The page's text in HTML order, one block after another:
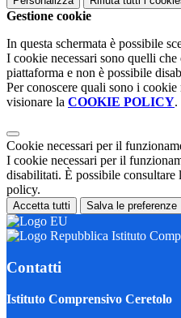
Gestione cookie
In questa schermata è possibile
I cookie necessari sono quelli
piattaforma e non è possibile
Per conoscere quali sono i
visionare la COOKIE POLICY.
Cookie necessari per il
I cookie necessari per il
disabilitati. È possibile
policy.
Accetta tutti Salva le preferenze
Istituto
Contatti
Istituto Comprensivo Ceretolo